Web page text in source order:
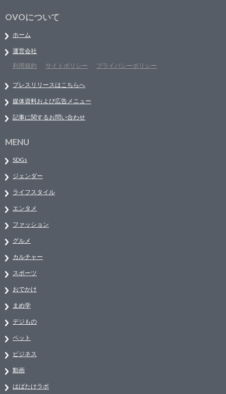
OVOについて
ホーム
運営会社
利用規約
サイトポリシー プライバシーポリシー
プレスリリースはこちらへ
媒体資料および広告メニュー
記事に関するお問い合わせ
MENU
SDGs
ジェンダー
ライフスタイル
エンタメ
ファッション
グルメ
カルチャー
スポーツ
おでかけ
まめ学
デジもの
ペット
ビジネス
動画
はばたけラボ